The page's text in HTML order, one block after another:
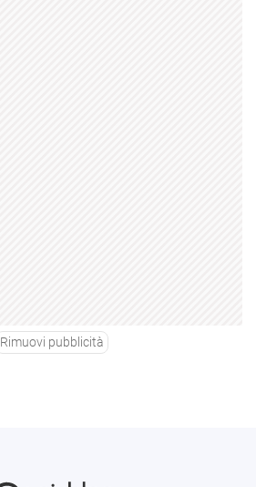
Rimuovi pubblicità